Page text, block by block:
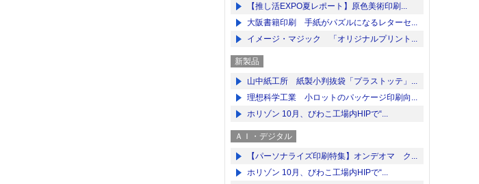
【推し活EXPO夏レポート】原色美術印刷...
大阪書籍印刷 手紙がパズルになるレターセ...
イメージ・マジック 「オリジナルプリント...
新製品
山中紙工所 紙製小判抜袋「プラストッテ」...
理想科学工業 小ロットのパッケージ印刷向...
ホリゾン 10月、びわこ工場内HIPで“...
ＡＩ・デジタル
【パーソナライズ印刷特集】オンデオマ ク...
ホリゾン 10月、びわこ工場内HIPで“...